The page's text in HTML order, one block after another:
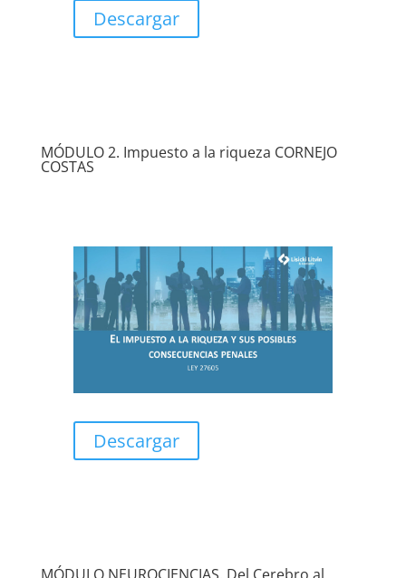
Descargar
MÓDULO 2. Impuesto a la riqueza CORNEJO
COSTAS
Descargar